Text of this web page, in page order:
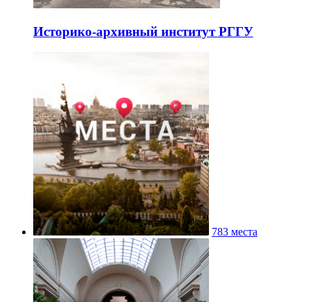
Историко-архивный институт РГГУ
783 места